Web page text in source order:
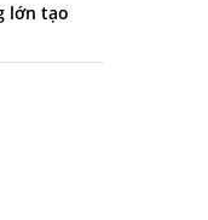
lớn tạo